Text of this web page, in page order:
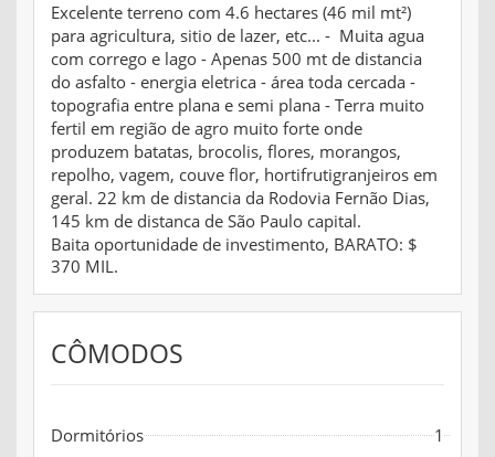
Excelente terreno com 4.6 hectares (46 mil mt²)
para agricultura, sitio de lazer, etc... - Muita agua
com corrego e lago - Apenas 500 mt de distancia
do asfalto - energia eletrica - área toda cercada -
topografia entre plana e semi plana - Terra muito
fertil em região de agro muito forte onde
produzem batatas, brocolis, flores, morangos,
repolho, vagem, couve flor, hortifrutigranjeiros em
geral. 22 km de distancia da Rodovia Fernão Dias,
145 km de distanca de São Paulo capital.
Baita oportunidade de investimento, BARATO: $
370 MIL.
CÔMODOS
Dormitórios 1